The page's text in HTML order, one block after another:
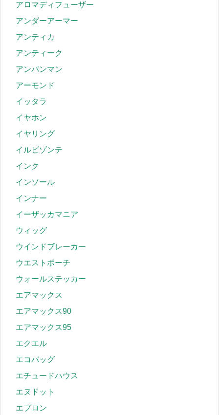
アロマディフューザー
アンダーアーマー
アンティカ
アンティーク
アンパンマン
アーモンド
イッタラ
イヤホン
イヤリング
イルビゾンテ
インク
インソール
インナー
イーザッカマニア
ウィッグ
ウインドブレーカー
ウエストポーチ
ウォールステッカー
エアマックス
エアマックス90
エアマックス95
エクエル
エコバッグ
エチュードハウス
エヌドット
エプロン